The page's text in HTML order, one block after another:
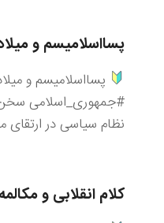
پسااسلامیسم و
پسااسلامیسم و
#جمهوری_اسلامی سخن
نظام سیاسی در ارتقای
کلام انقلابی و مکالمه